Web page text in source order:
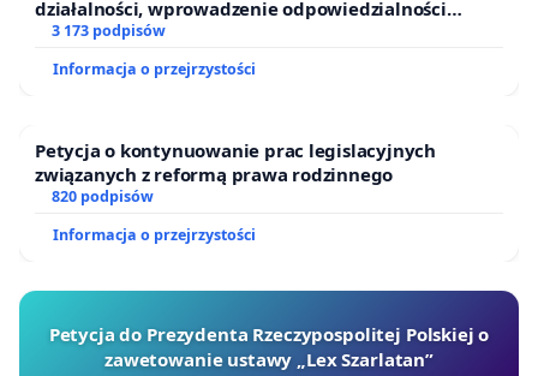
działalności, wprowadzenie odpowiedzialności
finansowej kluczowych urzędników i sędziów
3 173 podpisów
Informacja o przejrzystości
Petycja o kontynuowanie prac legislacyjnych
związanych z reformą prawa rodzinnego
820 podpisów
Informacja o przejrzystości
Petycja do Prezydenta Rzeczypospolitej Polskiej o
zawetowanie ustawy „Lex Szarlatan”